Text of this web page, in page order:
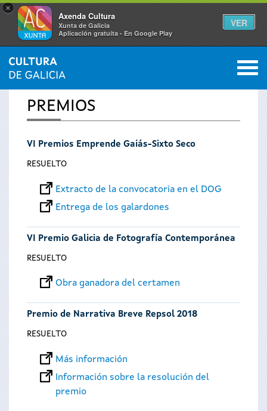
×
Axenda Cultura
Xunta de Galicia
Aplicación gratuíta - En Google Play
VER
Se
encuentra
usted
INICIO 0
PREMIOS
VI Premios Emprende Gaiás-Sixto Seco
RESUELTO
Extracto de la convocatoria en el DOG
Entrega de los galardones
VI Premio Galicia de Fotografía Contemporánea
RESUELTO
Obra ganadora del certamen
Premio de Narrativa Breve Repsol 2018
RESUELTO
Más información
Información sobre la resolución del
premio